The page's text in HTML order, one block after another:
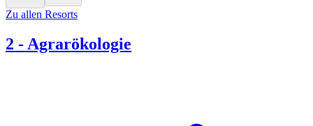
Zu allen Resorts
2 -Agrarökologie